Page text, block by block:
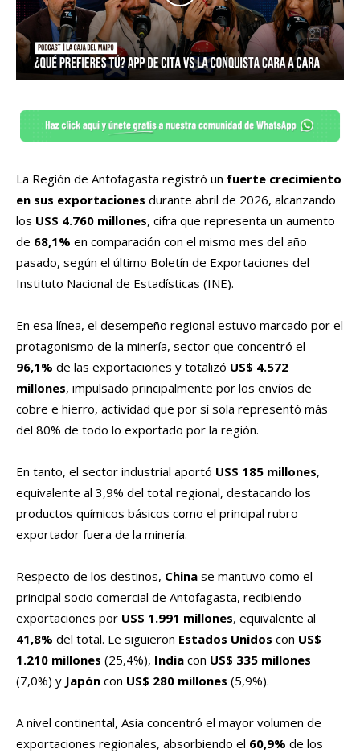
La Región de Antofagasta registró un fuerte crecimiento
en sus exportaciones durante abril de 2026, alcanzando
los US$ 4.760 millones, cifra que representa un aumento
de 68,1% en comparación con el mismo mes del año
pasado, según el último Boletín de Exportaciones del
Instituto Nacional de Estadísticas (INE).
En esa línea, el desempeño regional estuvo marcado por el
protagonismo de la minería, sector que concentró el
96,1% de las exportaciones y totalizó US$ 4.572
millones, impulsado principalmente por los envíos de
cobre e hierro, actividad que por sí sola representó más
del 80% de todo lo exportado por la región.
En tanto, el sector industrial aportó US$ 185 millones,
equivalente al 3,9% del total regional, destacando los
productos químicos básicos como el principal rubro
exportador fuera de la minería.
Respecto de los destinos, China se mantuvo como el
principal socio comercial de Antofagasta, recibiendo
exportaciones por US$ 1.991 millones, equivalente al
41,8% del total. Le siguieron Estados Unidos con US$
1.210 millones (25,4%), India con US$ 335 millones
(7,0%) y Japón con US$ 280 millones (5,9%).
A nivel continental, Asia concentró el mayor volumen de
exportaciones regionales, absorbiendo el 60,9% de los